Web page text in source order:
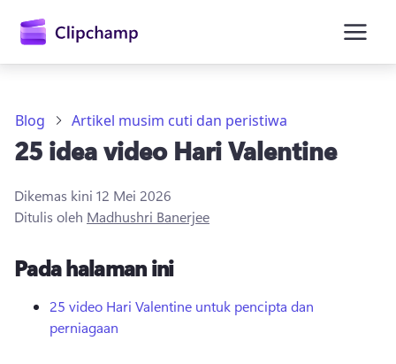
utama
Daftar masuk
Cuba secara percuma
Blog Artikel musim cuti dan peristiwa
25 idea video Hari Valentine
Dikemas kini 12 Mei 2026
Ditulis oleh Madhushri Banerjee
Pada halaman ini
25 video Hari Valentine untuk pencipta dan
perniagaan